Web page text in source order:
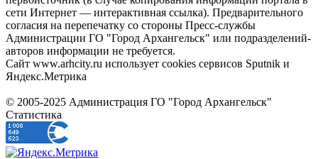
сети Интернет — интерактивная ссылка). Предварительного
согласия на перепечатку со стороны Пресс-службы
Администрации ГО "Город Архангельск" или подразделений-
авторов информации не требуется.
Сайт www.arhcity.ru использует cookies сервисов Sputnik и
Яндекс.Метрика
© 2005-2025 Администрация ГО "Город Архангельск"
Статистика